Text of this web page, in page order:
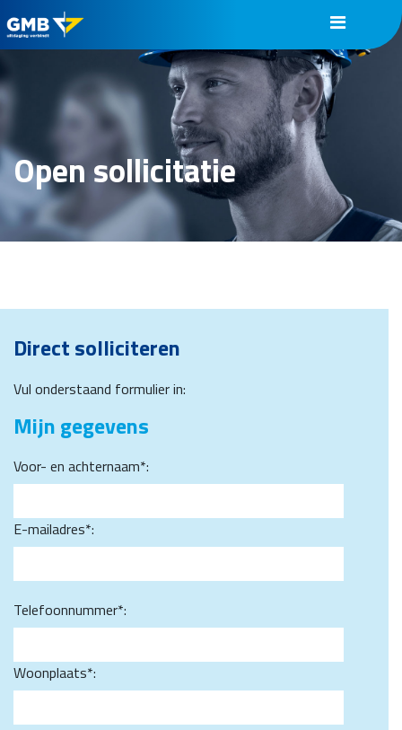
Open sollicitatie
Direct solliciteren
Vul onderstaand formulier in:
Mijn gegevens
Voor- en achternaam*:
E-mailadres*:
Telefoonnummer*:
Woonplaats*: